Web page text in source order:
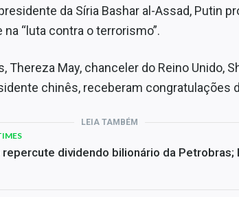
da Síria Bashar al-Assad, Putin
“luta contra o terrorismo”.
Thereza May, chanceler do Reino Unido,
chinês, receberam congratulações
LEIA TAMBÉM
repercute dividendo bilionário da Petrobras;